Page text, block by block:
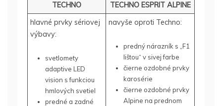
TECHNO
TECHNO ESPRIT ALPINE
hlavné prvky sériovej
výbavy:
svetlomety
adaptive LED
vision s funkciou
hmlových svetiel
predné a zadné
navyše oproti Techno:
predný nárazník s „F1
lištou“ v sivej farbe
čierne ozdobné prvky
karosérie
čierne ozdobné prvky
Alpine na prednom